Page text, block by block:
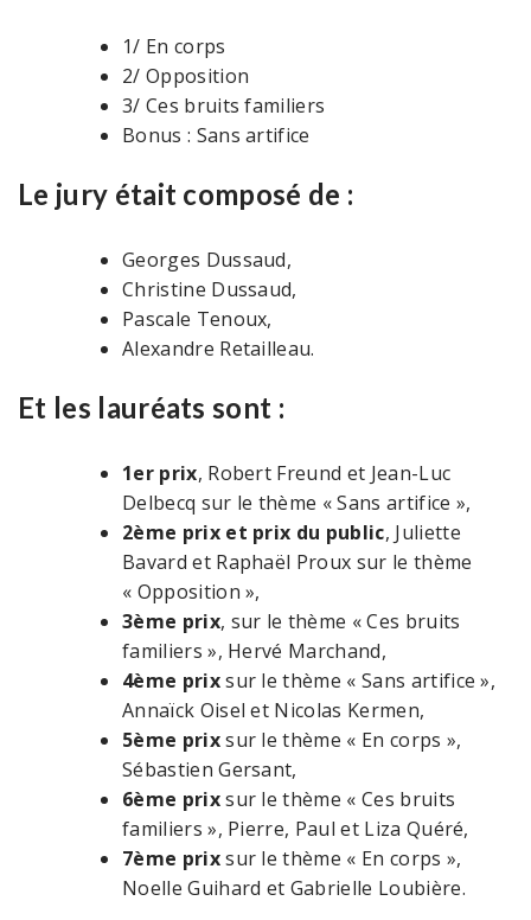
1/ En corps
2/ Opposition
3/ Ces bruits familiers
Bonus : Sans artifice
Le jury était composé de :
Georges Dussaud,
Christine Dussaud,
Pascale Tenoux,
Alexandre Retailleau.
Et les lauréats sont :
1er prix, Robert Freund et Jean-Luc
Delbecq sur le thème « Sans artifice »,
2ème prix et prix du public, Juliette
Bavard et Raphaël Proux sur le thème
« Opposition »,
3ème prix, sur le thème « Ces bruits
familiers », Hervé Marchand,
4ème prixsur le thème « Sans artifice »,
Annaïck Oisel et Nicolas Kermen,
5ème prixsur le thème « En corps »,
Sébastien Gersant,
6ème prixsur le thème « Ces bruits
familiers », Pierre, Paul et Liza Quéré,
7ème prixsur le thème « En corps »,
Noelle Guihard et Gabrielle Loubière.